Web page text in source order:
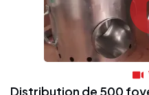
Distribution de 500